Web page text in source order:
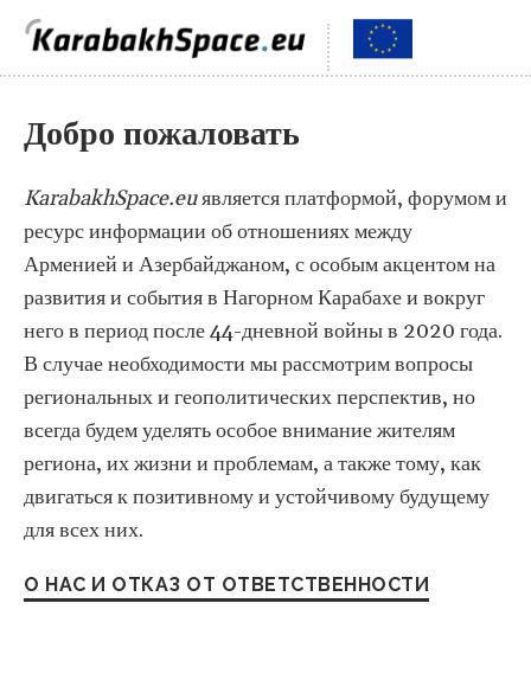
Добро пожаловать
KarabakhSpace.euявляется платформой, форумом и
ресурс информации об отношениях между
Арменией и Азербайджаном, с особым акцентом на
развития и события в Нагорном Карабахе и вокруг
него в период после 44-дневной войны в 2020 года.
В случае необходимости мы рассмотрим вопросы
региональных и геополитических перспектив, но
всегда будем уделять особое внимание жителям
региона, их жизни и проблемам, а также тому, как
двигаться к позитивному и устойчивому будущему
для всех них.
О НАС И ОТКАЗ ОТ ОТВЕТСТВЕННОСТИ